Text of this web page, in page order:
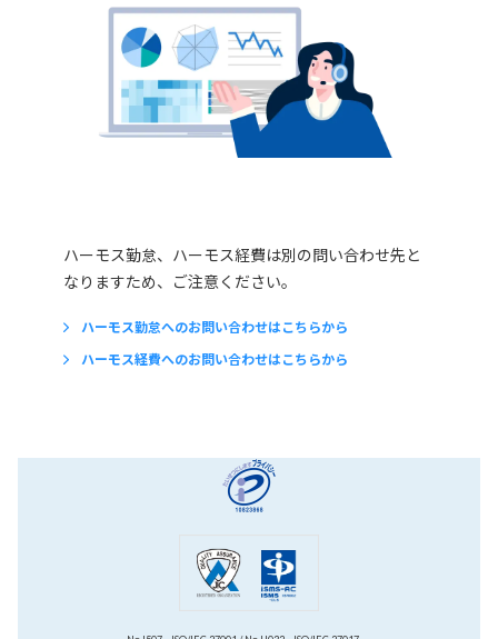
ハーモス勤怠、ハーモス経費は別の問い合わせ先と
なりますため、ご注意ください。
ハーモス勤怠へのお問い合わせはこちらから
ハーモス経費へのお問い合わせはこちらから